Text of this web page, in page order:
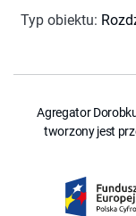
Typ obiektu:
Agregator
tworzony jest